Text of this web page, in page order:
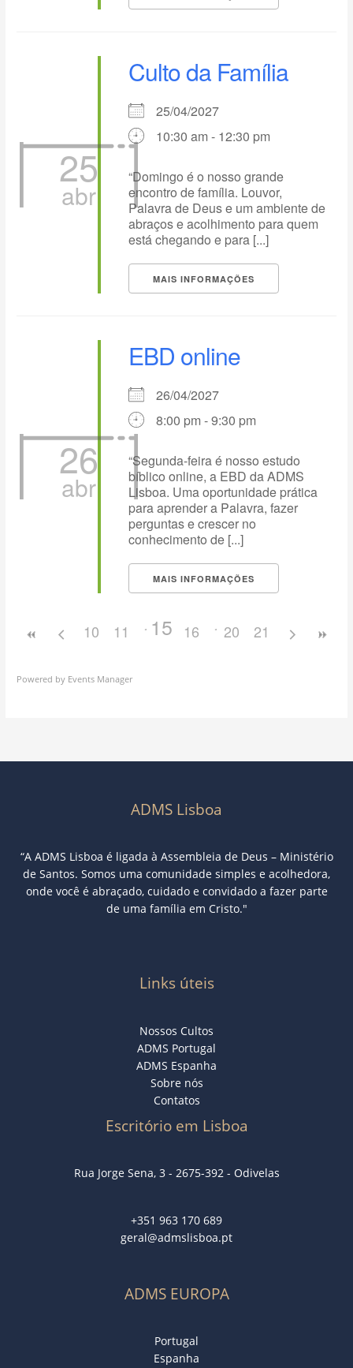
25
abr
Culto da Família
25/04/2027
10:30 am - 12:30 pm
“Domingo é o nosso grande
encontro de família. Louvor,
Palavra de Deus e um ambiente de
abraços e acolhimento para quem
está chegando e para [...]
MAIS INFORMAÇÕES
26
abr
EBD online
26/04/2027
8:00 pm - 9:30 pm
“Segunda-feira é nosso estudo
bíblico online, a EBD da ADMS
Lisboa. Uma oportunidade prática
para aprender a Palavra, fazer
perguntas e crescer no
conhecimento de [...]
MAIS INFORMAÇÕES
10 11 12 13 14
15 16 17 18
20 21
Powered by Events Manager
ADMS Lisboa
“A ADMS Lisboa é ligada à Assembleia de Deus – Ministério
de Santos. Somos uma comunidade simples e acolhedora,
onde você é abraçado, cuidado e convidado a fazer parte
de uma família em Cristo."
Links úteis
Nossos Cultos
ADMS Portugal
ADMS Espanha
Sobre nós
Contatos
Escritório em Lisboa
Rua Jorge Sena, 3 - 2675-392 - Odivelas
+351 963 170 689
geral@admslisboa.pt
ADMS EUROPA
Portugal
Espanha